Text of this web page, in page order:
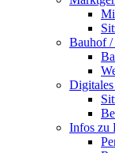
Bauhof
Infos zu